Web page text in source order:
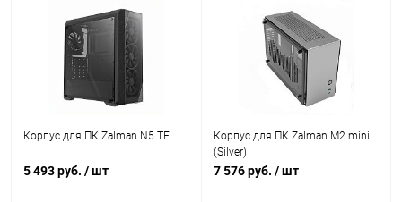
Корпус для ПК Zalman N5 TF
5 493 руб. / шт
Корпус для ПК Zalman M2 mini
(Silver)
7 576 руб. / шт